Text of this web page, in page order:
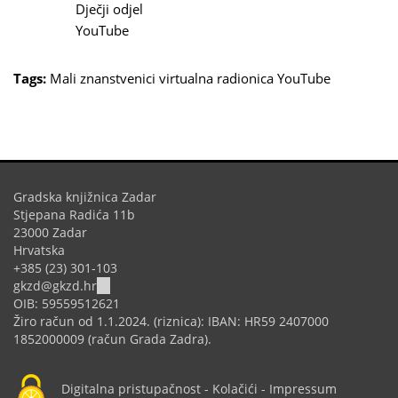
Dječji odjel
YouTube
Tags: Mali znanstvenici virtualna radionica YouTube
Gradska knjižnica Zadar
Stjepana Radića 11b
23000 Zadar
Hrvatska
+385 (23) 301-103
gkzd@gkzd.hr
sends
e-
mail)
OIB: 59559512621
Žiro račun od 1.1.2024. (riznica): IBAN: HR59 2407000
1852000009 (račun Grada Zadra).
Digitalna pristupačnost - Kolačići - Impressum